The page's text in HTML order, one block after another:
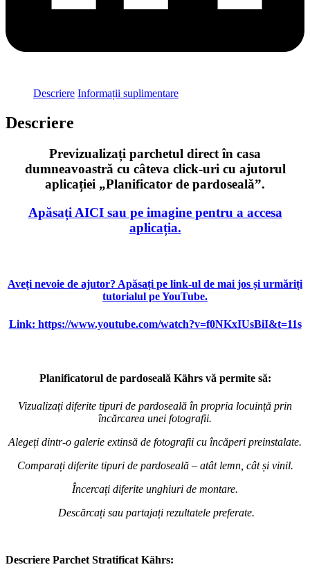
Descriere Informații suplimentare
Descriere
Previzualizați parchetul direct în casa
dumneavoastră cu câteva click-uri cu ajutorul
aplicației „Planificator de pardoseală”.
Apăsați AICI sau pe imagine pentru a accesa
aplicația.
Aveți nevoie de ajutor? Apăsați pe link-ul de mai jos și urmăriți
tutorialul pe YouTube.
Link: https://www.youtube.com/watch?v=f0NKxIUsBiI&t=11s
Planificatorul de pardoseală Kährs vă permite să:
Vizualizați diferite tipuri de pardoseală în propria locuință prin
încărcarea unei fotografii.
Alegeți dintr-o galerie extinsă de fotografii cu încăperi preinstalate.
Comparați diferite tipuri de pardoseală – atât lemn, cât și vinil.
Încercați diferite unghiuri de montare.
Descărcați sau partajați rezultatele preferate.
Descriere Parchet Stratificat Kährs: